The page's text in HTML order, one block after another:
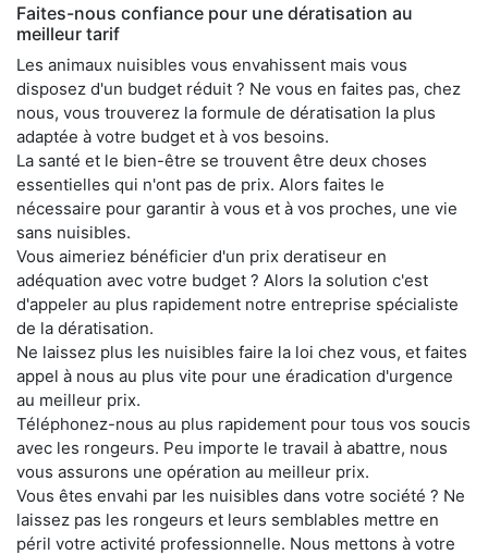
Faites-nous confiance pour une dératisation au
meilleur tarif
Les animaux nuisibles vous envahissent mais vous
disposez d'un budget réduit ? Ne vous en faites pas, chez
nous, vous trouverez la formule de dératisation la plus
adaptée à votre budget et à vos besoins.
La santé et le bien-être se trouvent être deux choses
essentielles qui n'ont pas de prix. Alors faites le
nécessaire pour garantir à vous et à vos proches, une vie
sans nuisibles.
Vous aimeriez bénéficier d'un prix deratiseur en
adéquation avec votre budget ? Alors la solution c'est
d'appeler au plus rapidement notre entreprise spécialiste
de la dératisation.
Ne laissez plus les nuisibles faire la loi chez vous, et faites
appel à nous au plus vite pour une éradication d'urgence
au meilleur prix.
Téléphonez-nous au plus rapidement pour tous vos soucis
avec les rongeurs. Peu importe le travail à abattre, nous
vous assurons une opération au meilleur prix.
Vous êtes envahi par les nuisibles dans votre société ? Ne
laissez pas les rongeurs et leurs semblables mettre en
péril votre activité professionnelle. Nous mettons à votre